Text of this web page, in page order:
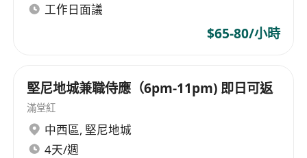
工作日面議
$65-80/小時
堅尼地城兼職侍應（6pm-11pm) 即日可返
滿堂紅
中西區, 堅尼地城
4天/週